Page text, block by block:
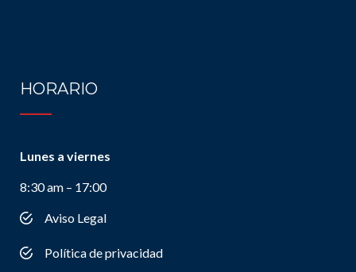
HORARIO
Lunes a viernes
8:30 am – 17:00
Aviso Legal
Política de privacidad